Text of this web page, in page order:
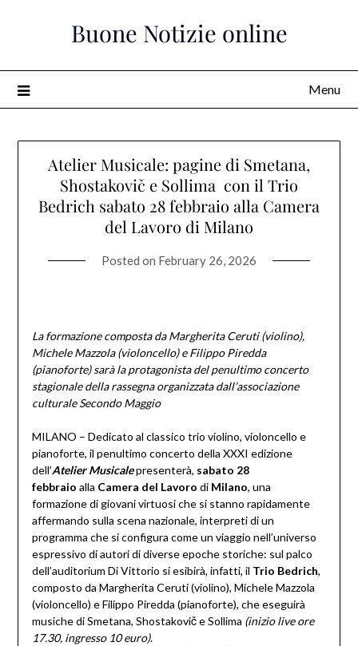
Buone Notizie online
Menu
Atelier Musicale: pagine di Smetana,
Shostakovič e Sollima con il Trio
Bedrich sabato 28 febbraio alla Camera
del Lavoro di Milano
Posted on February 26, 2026
La formazione composta da Margherita Ceruti (violino),
Michele Mazzola (violoncello) e Filippo Piredda
(pianoforte) sarà la protagonista del penultimo concerto
stagionale della rassegna organizzata dall’associazione
culturale Secondo Maggio
MILANO – Dedicato al classico trio violino, violoncello e
pianoforte, il penultimo concerto della XXXI edizione
dell’Atelier Musicalepresenterà, sabato 28
febbraio alla Camera del Lavoro di Milano, una
formazione di giovani virtuosi che si stanno rapidamente
affermando sulla scena nazionale, interpreti di un
programma che si configura come un viaggio nell’universo
espressivo di autori di diverse epoche storiche: sul palco
dell’auditorium Di Vittorio si esibirà, infatti, il Trio Bedrich,
composto da Margherita Ceruti (violino), Michele Mazzola
(violoncello) e Filippo Piredda (pianoforte), che eseguirà
musiche di Smetana, Shostakovič e Sollima (inizio live ore
17.30, ingresso 10 euro).